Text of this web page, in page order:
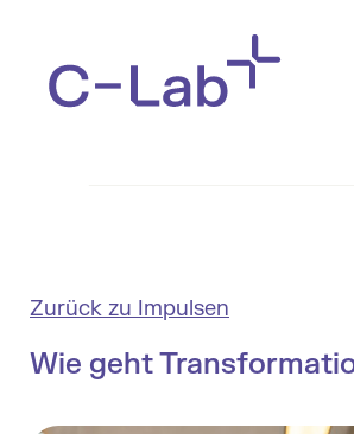
Zurück zu Impulsen
Wie geht